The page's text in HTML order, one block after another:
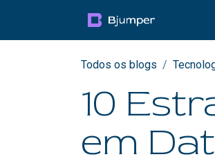
Todos os blogs
10
em